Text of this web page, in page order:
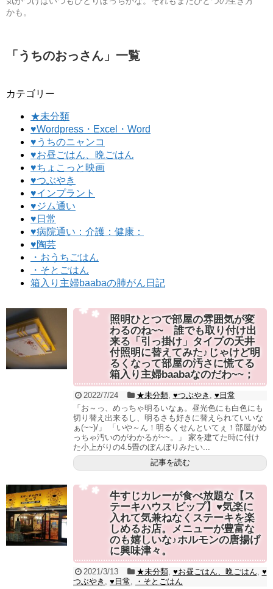
かも。
「 うちのおっさん 」 一覧
カテゴリー
★未分類
♥Wordpress・Excel・Word
♥うちのニャンコ
♥お昼ごはん、晩ごはん
♥ちょこっと映画
♥つぶやき
♥インプラント
♥ジム通い
♥日常
♥病院通い：介護：健康：
♥陶芸
・おうちごはん
・そとごはん
箱入り主婦baabaの肺がん日記
照明ひとつで部屋の雰囲気が変
わるのね~~ 誰でも取り付け出
来る「引っ掛け」タイプの天井
付照明に替えてみた♪じゃけど明
るくなって部屋の汚さに慌てる
箱入り主婦baabaなのだわ~~；
2022/7/24 ★未分類, ♥つぶやき , ♥日常
「お～っ、めっちゃ明るいなぁ。昼光色にも白色にも
切り替え出来るし、明るさも好きに替えられていいな
ぁ(~~)/」 「いや～ん！明るくせんといてぇ！部屋がめ
っちゃ汚いのがわかるが~~。」 家を建てた時に付け
た小上がりの4.5畳のぼんぼりみたい...
記事を読む
牛すじカレーが食べ放題な【ス
テーキハウス ビップ】♥気楽に
入れて気兼ねなくステーキを楽
しめるお店。メニューが豊富な
のも嬉しいな♪ホルモンの唐揚げ
に興味津々。
2021/3/13 ★未分類, ♥お昼ごはん、晩ごはん, ♥
つぶやき , ♥日常,
・そとごはん